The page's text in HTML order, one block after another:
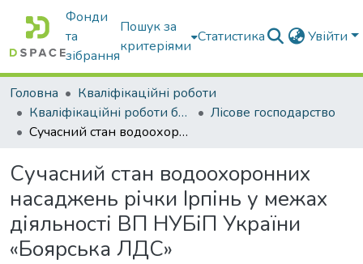
Фонди
та
зібрання
Пошук за
критеріями
Статистика Увійти
Головна
Кваліфікаційні роботи
Кваліфікаційні роботи бакалаврів
Лісове господарство
Сучасний стан водоохоронних насаджень річки Ірпінь у межах діяльності ВП НУБіП України «Боярська ЛДС»
Сучасний стан водоохоронних
насаджень річки Ірпінь у межах
діяльності ВП НУБіП України
«Боярська ЛДС»